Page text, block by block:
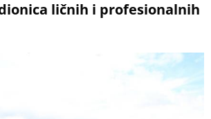
ličnih i profesionalnih